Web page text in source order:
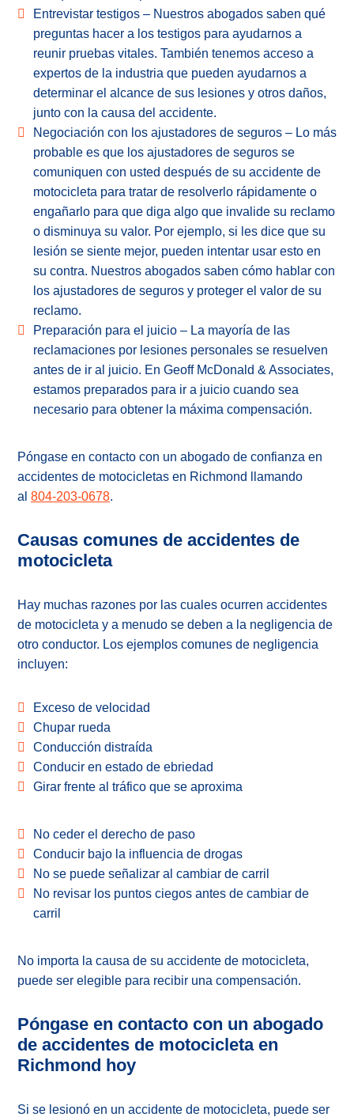
Entrevistar testigos – Nuestros abogados saben qué
preguntas hacer a los testigos para ayudarnos a
reunir pruebas vitales. También tenemos acceso a
expertos de la industria que pueden ayudarnos a
determinar el alcance de sus lesiones y otros daños,
junto con la causa del accidente.
Negociación con los ajustadores de seguros – Lo más
probable es que los ajustadores de seguros se
comuniquen con usted después de su accidente de
motocicleta para tratar de resolverlo rápidamente o
engañarlo para que diga algo que invalide su reclamo
o disminuya su valor. Por ejemplo, si les dice que su
lesión se siente mejor, pueden intentar usar esto en
su contra. Nuestros abogados saben cómo hablar con
los ajustadores de seguros y proteger el valor de su
reclamo.
Preparación para el juicio – La mayoría de las
reclamaciones por lesiones personales se resuelven
antes de ir al juicio. En Geoff McDonald & Associates,
estamos preparados para ir a juicio cuando sea
necesario para obtener la máxima compensación.
Póngase en contacto con un abogado de confianza en
accidentes de motocicletas en Richmond llamando
al 804-203-0678.
Causas comunes de accidentes de
motocicleta
Hay muchas razones por las cuales ocurren accidentes
de motocicleta y a menudo se deben a la negligencia de
otro conductor. Los ejemplos comunes de negligencia
incluyen:
Exceso de velocidad
Chupar rueda
Conducción distraída
Conducir en estado de ebriedad
Girar frente al tráfico que se aproxima
No ceder el derecho de paso
Conducir bajo la influencia de drogas
No se puede señalizar al cambiar de carril
No revisar los puntos ciegos antes de cambiar de
carril
No importa la causa de su accidente de motocicleta,
puede ser elegible para recibir una compensación.
Póngase en contacto con un abogado
de accidentes de motocicleta en
Richmond hoy
Si se lesionó en un accidente de motocicleta, puede ser